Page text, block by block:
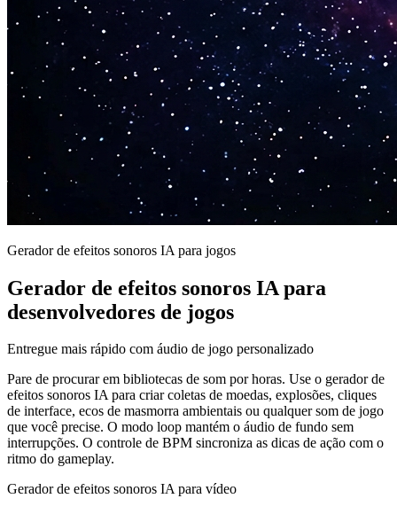
Gerador de efeitos sonoros IA para jogos
Gerador de efeitos sonoros IA para
desenvolvedores de jogos
Entregue mais rápido com áudio de jogo personalizado
Pare de procurar em bibliotecas de som por horas. Use o gerador de
efeitos sonoros IA para criar coletas de moedas, explosões, cliques
de interface, ecos de masmorra ambientais ou qualquer som de jogo
que você precise. O modo loop mantém o áudio de fundo sem
interrupções. O controle de BPM sincroniza as dicas de ação com o
ritmo do gameplay.
Gerador de efeitos sonoros IA para vídeo